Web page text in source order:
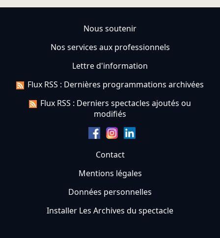
Nous soutenir
Nos services aux professionnels
Lettre d'information
Flux RSS : Dernières programmations archivées
Flux RSS : Derniers spectacles ajoutés ou
modifiés
Contact
Mentions légales
Données personnelles
Installer Les Archives du spectacle